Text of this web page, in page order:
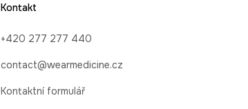
Kontakt
+420 277 277 440
contact@wearmedicine.cz
Kontaktní formulář